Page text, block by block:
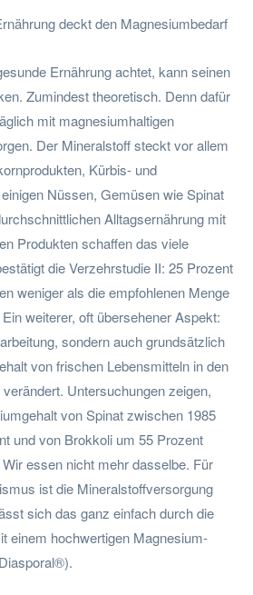
deckt den Magnesiumbedarf
Ernährung achtet, kann seinen
Zumindest theoretisch. Denn dafür
mit magnesiumhaltigen
Der Mineralstoff steckt vor allem
Kürbis- und
Nüssen, Gemüsen wie Spinat
Alltagsernährung mit
Produkten schaffen das viele
die Verzehrstudie II: 25 Prozent
weniger als die empfohlenen Menge
weiterer, oft übersehener Aspekt:
sondern auch grundsätzlich
von frischen Lebensmitteln in den
Untersuchungen zeigen,
von Spinat zwischen 1985
und von Brokkoli um 55 Prozent
essen nicht mehr dasselbe. Für
ist die Mineralstoffversorgung
sich das ganz einfach durch die
einem hochwertigen Magnesium-